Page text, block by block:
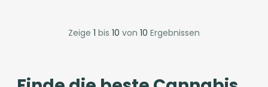
Zeige 1 bis 10 von 10 Ergebnissen